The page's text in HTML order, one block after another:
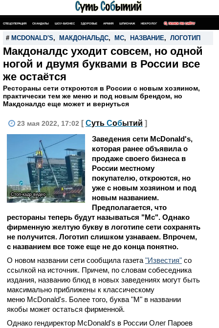
СПЕЦОПЕРАЦИЯ СКАНДАЛЫ ШОУ-БИЗНЕС ЗДОРОВЬЕ АРМИЯ ШПИОНАЖ НЕКРОЛОГ ПОИСК ПО САЙТУ
# MCDONALD'S, МАКДОНАЛЬДС, MC, НАЗВАНИЕ, ЛОГОТИП
Макдоналдс уходит совсем, но одной
ногой и двумя буквами в России все
же остаётся
Рестораны сети откроются в России с новым хозяином,
практически тем же меню и под новым брендом, но
Макдоналдс еще может и вернуться
23 мая 2022, 17:02 [ Суть Событий ]
Стоп-кадр видео
Заведения сети McDonald's,
которая ранее объявила о
продаже своего бизнеса в
России местному
покупателю, откроются, но
уже с новым хозяином и под
новым названием.
Предполагается, что
рестораны теперь будут называться "Mc". Однако
фирменную желтую букву в логотипе сети сохранять
не получится. Логотип слишком узнаваем. Впрочем,
с названием все тоже еще не до конца понятно.
О новом названии сети сообщила газета "Известия" со
ссылкой на источник. Причем, по словам собеседника
издания, названию блюд в новых заведениях могут быть
максимально приближены к классическому
меню McDonald's. Более того, буква "M" в названии
якобы может остаться фирменной.
Однако гендиректор McDonald's в России Олег Пароев